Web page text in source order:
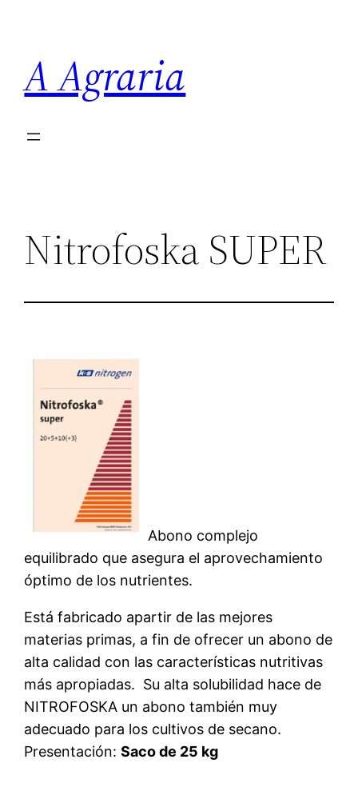
contenido
A Agraria
Nitrofoska SUPER
Abono complejo
equilibrado que asegura el aprovechamiento
óptimo de los nutrientes.
Está fabricado apartir de las mejores
materias primas, a fin de ofrecer un abono de
alta calidad con las características nutritivas
más apropiadas. Su alta solubilidad hace de
NITROFOSKA un abono también muy
adecuado para los cultivos de secano.
Presentación:Saco de 25 kg